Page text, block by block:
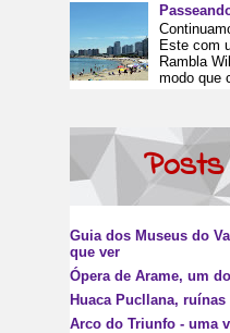
Este com
Rambla
modo que
Guia dos Museus do
que ver
Ópera de Arame, um
Huaca Pucllana,
Arco do Triunfo - uma